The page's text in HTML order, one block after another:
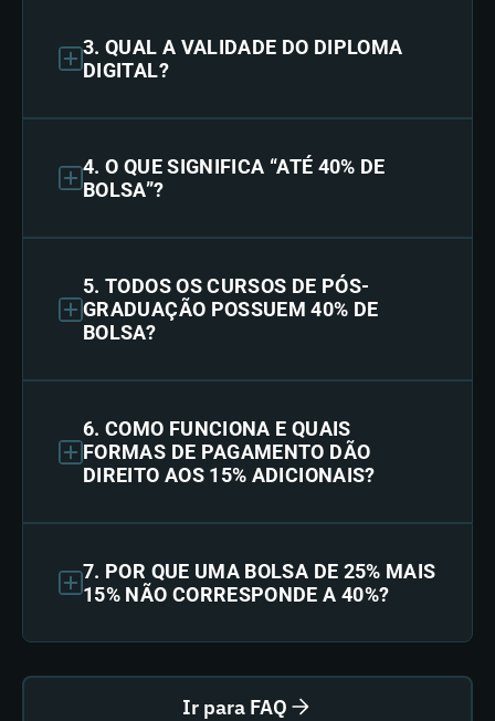
3. QUAL A VALIDADE DO DIPLOMA
DIGITAL?
4. O QUE SIGNIFICA “ATÉ 40% DE
BOLSA”?
5. TODOS OS CURSOS DE PÓS-
GRADUAÇÃO POSSUEM 40% DE
BOLSA?
6. COMO FUNCIONA E QUAIS
FORMAS DE PAGAMENTO DÃO
DIREITO AOS 15% ADICIONAIS?
7. POR QUE UMA BOLSA DE 25% MAIS
15% NÃO CORRESPONDE A 40%?
Ir para FAQ